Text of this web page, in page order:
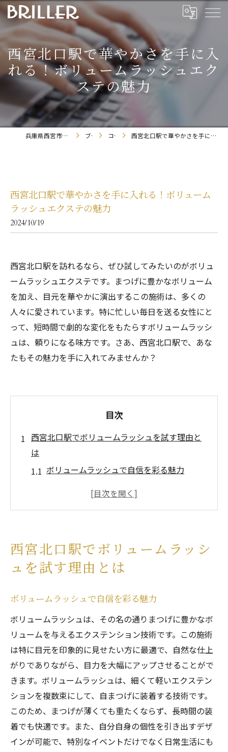
西宮北口駅で華やかさを手に入
れる！ボリュームラッシュエク
ステの魅力
兵庫県西宮市のまつエクならBRILLER ブログ コラム 西宮北口駅で華やかさを手に入れる！ボリュームラッシュエクステの魅力
西宮北口駅で華やかさを手に入れる！ボリューム
ラッシュエクステの魅力
2024/10/19
西宮北口駅を訪れるなら、ぜひ試してみたいのがボリュ
ームラッシュエクステです。まつげに豊かなボリューム
を加え、目元を華やかに演出するこの施術は、多くの
人々に愛されています。特に忙しい毎日を送る女性にと
って、短時間で劇的な変化をもたらすボリュームラッシ
ュは、頼りになる味方です。さあ、西宮北口駅で、あな
たもその魅力を手に入れてみませんか？
目次
西宮北口駅でボリュームラッシュを試す理由と
は
ボリュームラッシュで自信を彩る魅力
西宮北口駅のアクセスの良さとサロンの充
忙しい女性におすすめのボリュームラッシ
ュ
口コミで選ぶ西宮北口のボリュームラッシ
ュサロン
目元を劇的に変えるボリュームラッシュの魅力
ボリュームラッシュがもたらす自然な仕上
がり
技術の違いが生む美しさの秘訣
ボリュームラッシュで目元の印象をアップ
西宮北口駅近辺での体験談
忙しいあなたにもぴったりの施術
西宮北口駅でボリュームラッシ
ュを試す理由とは
ボリュームラッシュで自信を彩る魅力
ボリュームラッシュは、その名の通りまつげに豊かなボ
リュームを与えるエクステンション技術です。この施術
は特に目元を印象的に見せたい方に最適で、自然な仕上
がりでありながら、目力を大幅にアップさせることがで
きます。ボリュームラッシュは、細くて軽いエクステン
ションを複数束にして、自まつげに装着する技術です。
このため、まつげが薄くても重たくならず、長時間の装
着でも快適です。また、自分自身の個性を引き出すデザ
インが可能で、特別なイベントだけでなく日常生活にも